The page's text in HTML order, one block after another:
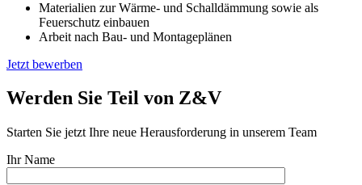
Materialien zur Wärme- und Schalldämmung sowie als
Feuerschutz einbauen
Arbeit nach Bau- und Montageplänen
Jetzt bewerben
Werden Sie Teil von Z&V
Starten Sie jetzt Ihre neue Herausforderung in unserem Team
Ihr Name